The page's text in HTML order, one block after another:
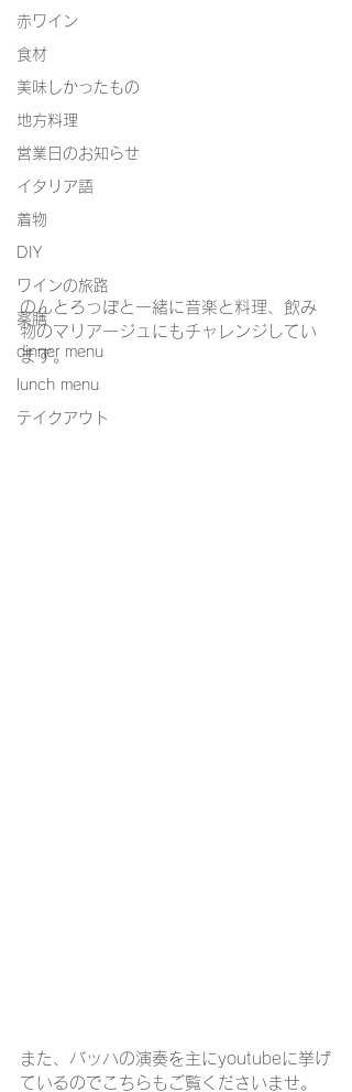
赤ワイン
食材
美味しかったもの
地方料理
営業日のお知らせ
イタリア語
着物
DIY
ワインの旅路
薬膳
dinner menu
lunch menu
テイクアウト
のんとろっぽと一緒に音楽と料理、飲み
物のマリアージュにもチャレンジしてい
ます。
また、バッハの演奏を主にyoutubeに挙げ
ているのでこちらもご覧くださいませ。